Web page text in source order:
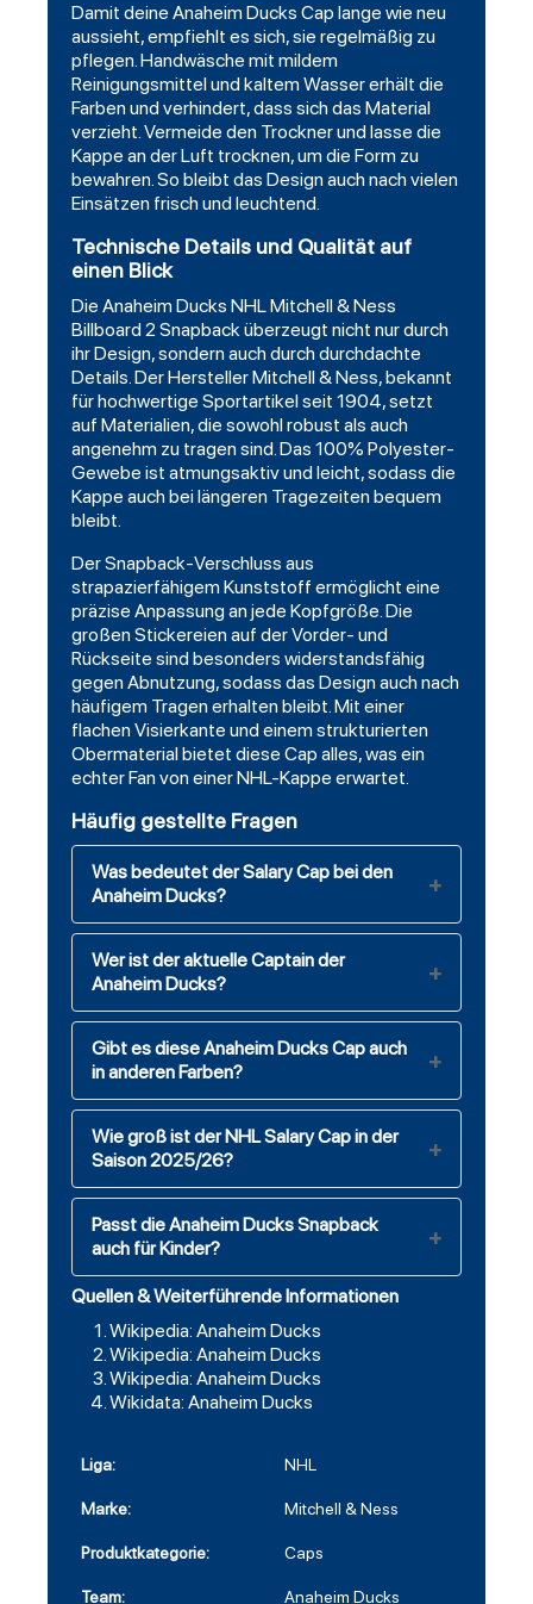
Damit deine Anaheim Ducks Cap lange wie neu
aussieht, empfiehlt es sich, sie regelmäßig zu
pflegen. Handwäsche mit mildem
Reinigungsmittel und kaltem Wasser erhält die
Farben und verhindert, dass sich das Material
verzieht. Vermeide den Trockner und lasse die
Kappe an der Luft trocknen, um die Form zu
bewahren. So bleibt das Design auch nach vielen
Einsätzen frisch und leuchtend.
Technische Details und Qualität auf
einen Blick
Die Anaheim Ducks NHL Mitchell & Ness
Billboard 2 Snapback überzeugt nicht nur durch
ihr Design, sondern auch durch durchdachte
Details. Der Hersteller Mitchell & Ness, bekannt
für hochwertige Sportartikel seit 1904, setzt
auf Materialien, die sowohl robust als auch
angenehm zu tragen sind. Das 100% Polyester-
Gewebe ist atmungsaktiv und leicht, sodass die
Kappe auch bei längeren Tragezeiten bequem
bleibt.
Der Snapback-Verschluss aus
strapazierfähigem Kunststoff ermöglicht eine
präzise Anpassung an jede Kopfgröße. Die
großen Stickereien auf der Vorder- und
Rückseite sind besonders widerstandsfähig
gegen Abnutzung, sodass das Design auch nach
häufigem Tragen erhalten bleibt. Mit einer
flachen Visierkante und einem strukturierten
Obermaterial bietet diese Cap alles, was ein
echter Fan von einer NHL-Kappe erwartet.
Häufig gestellte Fragen
Was bedeutet der Salary Cap bei den
Anaheim Ducks?
Wer ist der aktuelle Captain der
Anaheim Ducks?
Gibt es diese Anaheim Ducks Cap auch
in anderen Farben?
Wie groß ist der NHL Salary Cap in der
Saison 2025/26?
Passt die Anaheim Ducks Snapback
auch für Kinder?
Quellen & Weiterführende Informationen
Wikipedia: Anaheim Ducks
Wikipedia: Anaheim Ducks
Wikipedia: Anaheim Ducks
Wikidata: Anaheim Ducks
Liga: NHL
Marke: Mitchell & Ness
Produktkategorie: Caps
Team: Anaheim Ducks